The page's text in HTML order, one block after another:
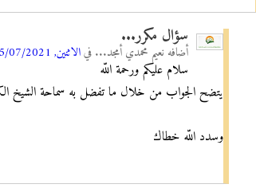
سؤال مكرر...
أضافه نعيم محمدي أمجد... فيالاثنين, 05/07/2021 - 12:34
سلام عليكم ورحمة اللّه
يتضح الجواب من خلال ما تفضل به سماحة الشيخ
وسدد اللّه خطاك